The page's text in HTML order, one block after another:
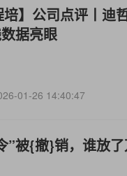
培】公司点评丨迪
据亮眼
01-26 14:40:47
被{撤}销，谁放